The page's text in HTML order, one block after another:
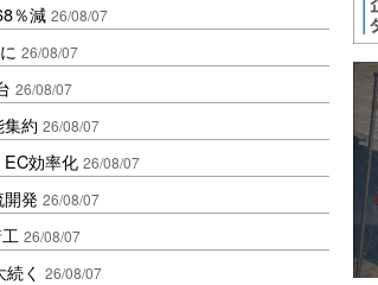
％減 26/08/07
26/08/07
26/08/07
約 26/08/07
効率化 26/08/07
発 26/08/07
26/08/07
く 26/08/07